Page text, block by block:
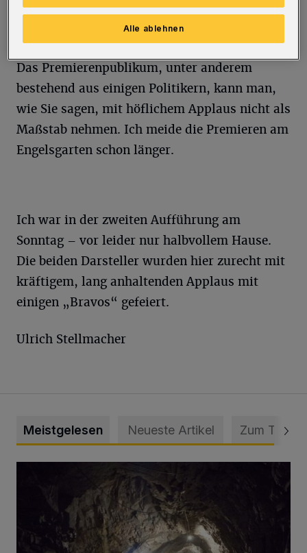
Text das Stück, manchmal nur durch seine
Anwesenheit, mit „am Laufen halten“.
Das Premierenpublikum, unter anderem
bestehend aus einigen Politikern, kann man,
wie Sie sagen, mit höflichem Applaus nicht als
Maßstab nehmen. Ich meide die Premieren am
Engelsgarten schon länger.
Ich war in der zweiten Aufführung am
Sonntag – vor leider nur halbvollem Hause.
Die beiden Darsteller wurden hier zurecht mit
kräftigem, lang anhaltenden Applaus mit
einigen „Bravos“ gefeiert.
Ulrich Stellmacher
Meistgelesen Neueste Artikel Zum Thema
Alle ablehnen